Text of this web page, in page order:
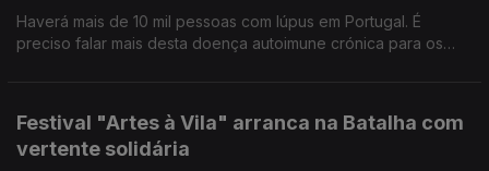
Haverá mais de 10 mil pessoas com lúpus em Portugal. É
preciso falar mais desta doença autoimune crónica para os
Festival "Artes à Vila" arranca na Batalha com
vertente solidária